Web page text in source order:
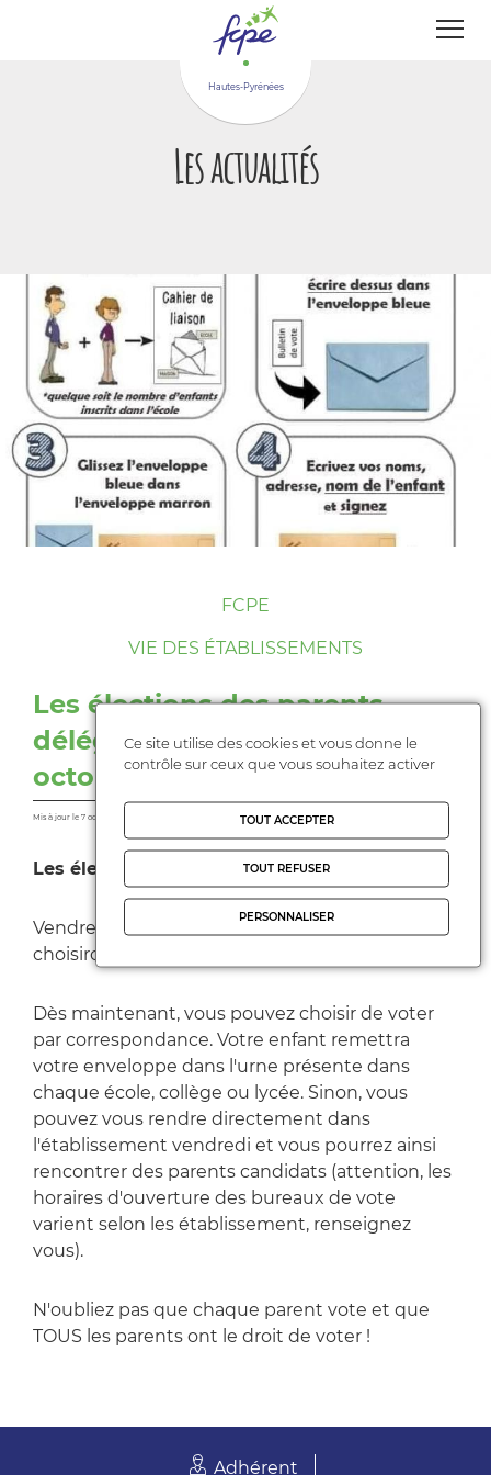
Hautes-Pyrénées
Les actualités
FCPE
VIE DES ÉTABLISSEMENTS
Les élections des parents
délégués, c'est le vendredi 9
octobre !
Mis à jour le 7 octobre 2020
Les élections c'est vendredi !
Vendredi 9 octobre, les parents d'élèves
choisiront leurs délégués.
Dès maintenant, vous pouvez choisir de voter
par correspondance. Votre enfant remettra
votre enveloppe dans l'urne présente dans
chaque école, collège ou lycée. Sinon, vous
pouvez vous rendre directement dans
l'établissement vendredi et vous pourrez ainsi
rencontrer des parents candidats (attention, les
horaires d'ouverture des bureaux de vote
varient selon les établissement, renseignez
vous).
N'oubliez pas que chaque parent vote et que
TOUS les parents ont le droit de voter !
Adhérent
Panneau de gestion des cookies
Ce site utilise des cookies et vous donne le
contrôle sur ceux que vous souhaitez activer
TOUT ACCEPTER
TOUT REFUSER
PERSONNALISER